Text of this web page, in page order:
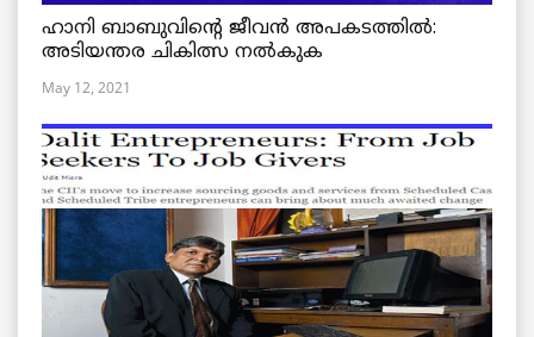
ഹാനി ബാബുവിന്റെ ജീവൻ അപകടത്തിൽ:
അടിയന്തര ചികിത്സ നൽകുക
May 12, 2021